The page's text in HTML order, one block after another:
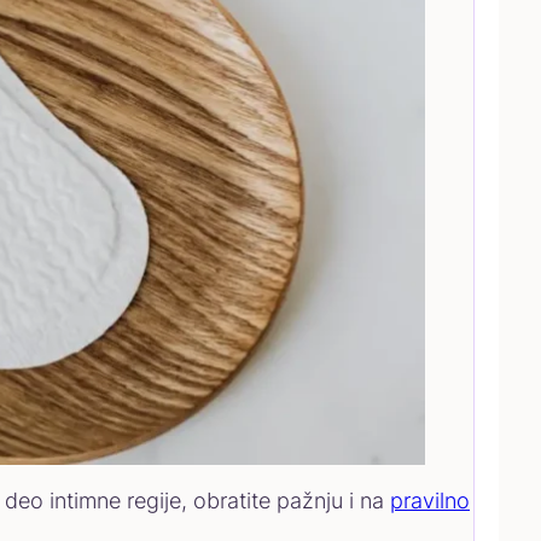
intimne regije, obratite pažnju i na pravilno